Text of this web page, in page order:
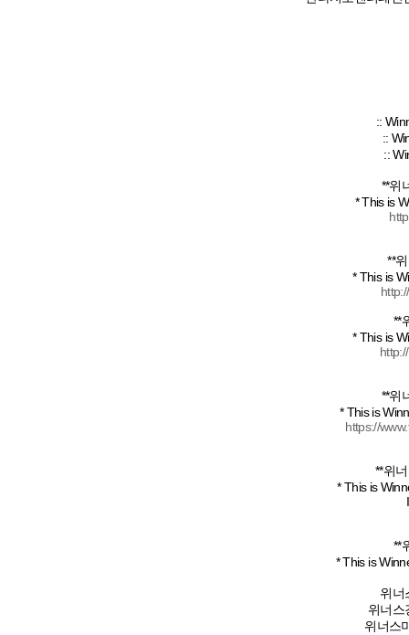
::
::
::
**위
* This is
**
* This is
**
* This is
**위
* This is
https://
**위
* This is
**
* This is
위너
위너스
위너스